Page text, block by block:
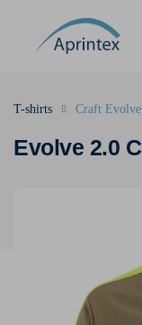
Evolve 2.0
T-shirts Craft